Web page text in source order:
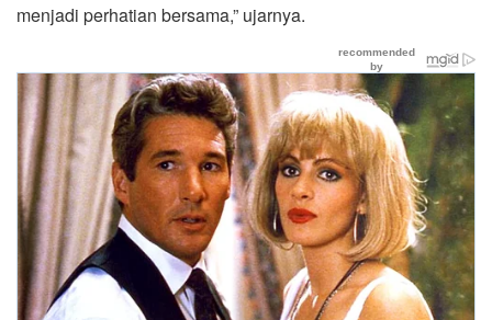
menjadi perhatian bersama,” ujarnya.